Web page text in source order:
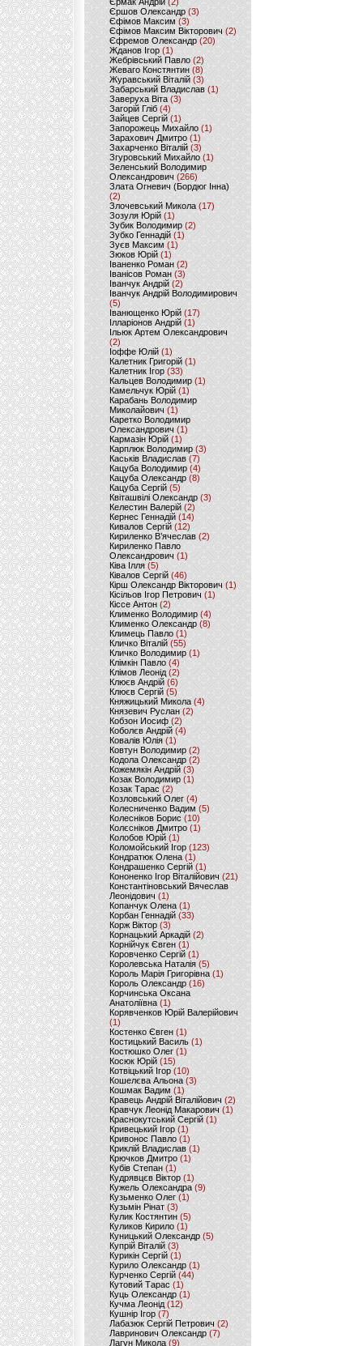
Єршов Олександр (3)
Єфімов Максим (3)
Єфімов Максим Вікторович (2)
Єфремов Олександр (20)
Жданов Ігор (1)
Жебрівський Павло (2)
Жеваго Констянтин (8)
Журавський Віталій (3)
Забарський Владислав (1)
Заверуха Віта (3)
Загорій Гліб (4)
Зайцев Сергій(1)
Запорожець Михайло (1)
Зарахович Дмитро (1)
Захарченко Віталій (3)
Згуровський Михайло (1)
Зеленський Володимир
Олександрович (266)
Злата Огневич (Бордюг Інна)
(2)
Злочевський Микола(17)
Зозуля Юрій (1)
Зубик Володимир (2)
Зубко Геннадій (1)
Зуєв Максим(1)
Зюков Юрій (1)
Іваненко Роман (2)
Іванісов Роман (3)
Іванчук Андрій(2)
Іванчук Андрій Володимирович
(5)
Іванющенко Юрій (17)
Ілларіонов Андрій (1)
Ільюк Артем Олександрович
(2)
Іоффе Юлій (1)
Калетник Григорій(1)
Калетник Ігор (33)
Кальцев Володимир(1)
Камельчук Юрій (1)
Карабань Володимир
Миколайович (1)
Каретко Володимир
Олександрович (1)
Кармазін Юрій(1)
Карплюк Володимир(3)
Каськів Владислав (7)
Кацуба Володимир (4)
Кацуба Олександр (8)
Кацуба Сергій (5)
Квіташвілі Олександр(3)
Келестин Валерій(2)
Кернес Геннадій (14)
Кивалов Сергій (12)
Кириленко В’ячеслав (2)
Кириленко Павло
Олександрович (1)
Ківа Ілля (5)
Ківалов Сергій(46)
Кірш Олександр Вікторович (1)
Кісільов Ігор Петрович (1)
Кіссе Антон (2)
Клименко Володимир(4)
Клименко Олександр (8)
Климець Павло (1)
Кличко Віталій(55)
Кличко Володимир (1)
Клімкін Павло (4)
Клімов Леонід(2)
Клюєв Андрій(6)
Клюєв Сергій (5)
Княжицький Микола(4)
Князевич Руслан (2)
Кобзон Иосиф(2)
Коболєв Андрій (4)
Ковалів Юлія(1)
Ковтун Володимир (2)
Кодола Олександр (2)
Кожемякін Андрій (3)
Козак Володимир (1)
Козак Тарас (2)
Козловський Олег(4)
Колесниченко Вадим (5)
Колесніков Борис (10)
Колєсніков Дмитро (1)
Колобов Юрій (1)
Коломойський Ігор (123)
Кондратюк Олена(1)
Кондрашенко Сергій (1)
Кононенко Ігор Віталійович (21)
Константіновський Вячеслав
Леонідович (1)
Копанчук Олена (1)
Корбан Геннадій (33)
Корж Віктор (3)
Корнацький Аркадій (2)
Корнійчук Євген (1)
Коровченко Сергій (1)
Королевська Наталія(5)
Король Марія Григорівна (1)
Король Олександр (16)
Корчинська Оксана
Анатоліївна (1)
Корявченков Юрій Валерійович
(1)
Костенко Євген (1)
Костицький Василь (1)
Костюшко Олег (1)
Косюк Юрій (15)
Котвіцький Ігор (10)
Кошелєва Альона(3)
Кошмак Вадим (1)
Кравець Андрій Віталійович (2)
Кравчук Леонід Макарович (1)
Краснокутський Сергій (1)
Кривецький Ігор (1)
Кривонос Павло (1)
Криклій Владислав (1)
Крючков Дмитро(1)
Кубів Степан(1)
Кудрявцєв Віктор (1)
Кужель Олександра (9)
Кузьменко Олег (1)
Кузьмін Рінат(3)
Кулик Костянтин(5)
Куликов Кирило (1)
Куницький Олександр (5)
Купрій Віталій (3)
Курикін Сергій(1)
Курило Олександр (1)
Курченко Сергій (44)
Кутовий Тарас (1)
Куць Олександр (1)
Кучма Леонід (12)
Кушнір Ігор(7)
Лабазюк Сергій Петрович (2)
Лавринович Олександр(7)
Лагун Микола(9)